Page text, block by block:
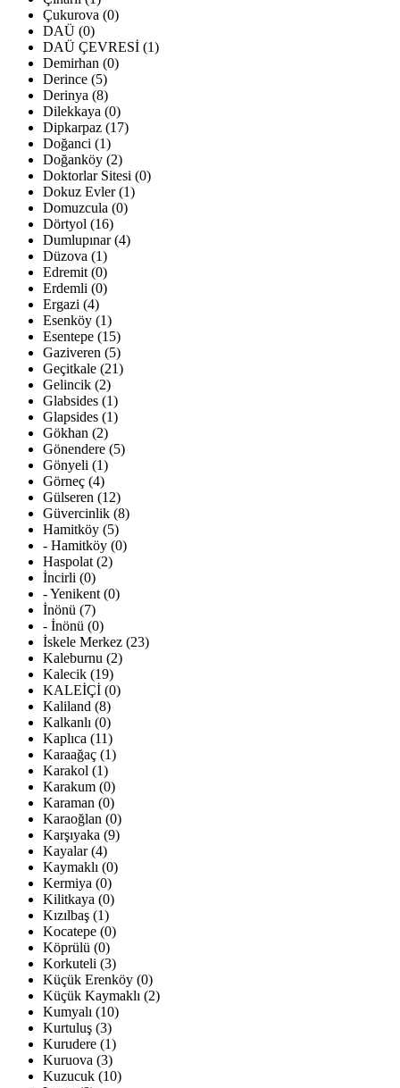
Çukurova (0)
DAÜ (0)
DAÜ ÇEVRESİ (1)
Demirhan (0)
Derince (5)
Derinya (8)
Dilekkaya (0)
Dipkarpaz (17)
Doğanci (1)
Doğanköy (2)
Doktorlar Sitesi (0)
Dokuz Evler (1)
Domuzcula (0)
Dörtyol (16)
Dumlupınar (4)
Düzova (1)
Edremit (0)
Erdemli (0)
Ergazi (4)
Esenköy (1)
Esentepe (15)
Gaziveren (5)
Geçitkale (21)
Gelincik (2)
Glabsides (1)
Glapsides (1)
Gökhan (2)
Gönendere (5)
Gönyeli (1)
Görneç (4)
Gülseren (12)
Güvercinlik (8)
Hamitköy (5)
- Hamitköy (0)
Haspolat (2)
İncirli (0)
- Yenikent (0)
İnönü (7)
- İnönü (0)
İskele Merkez (23)
Kaleburnu (2)
Kalecik (19)
KALEİÇİ (0)
Kaliland (8)
Kalkanlı (0)
Kaplıca (11)
Karaağaç (1)
Karakol (1)
Karakum (0)
Karaman (0)
Karaoğlan (0)
Karşıyaka (9)
Kayalar (4)
Kaymaklı (0)
Kermiya (0)
Kilitkaya (0)
Kızılbaş (1)
Kocatepe (0)
Köprülü (0)
Korkuteli (3)
Küçük Erenköy (0)
Küçük Kaymaklı (2)
Kumyalı (10)
Kurtuluş (3)
Kurudere (1)
Kuruova (3)
Kuzucuk (10)